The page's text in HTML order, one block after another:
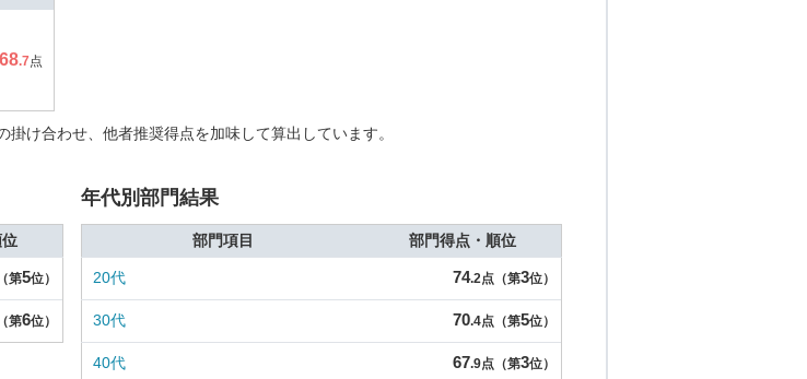
68.7点
け合わせ、他者推奨得点を加味して算出しています。
第5位）
第6位）
年代別部門結果
部門項目 部門得点・順位
20代 74.2点（第3位）
30代 70.4点（第5位）
40代 67.9点（第3位）